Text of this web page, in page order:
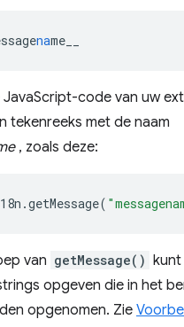
name__
JavaScript-code van uw
tekenreeks met de naam
, zoals deze:
.getMessage(
van getMessage() kunt
opgeven die in het
opgenomen. Zie